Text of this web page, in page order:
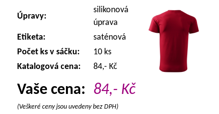
Úpravy:
silikonová
úprava
Etiketa:
saténová
Počet ks v sáčku:
10 ks
Katalogová cena:
84,- Kč
Vaše cena: 84,- Kč
(Veškeré ceny jsou uvedeny bez DPH)